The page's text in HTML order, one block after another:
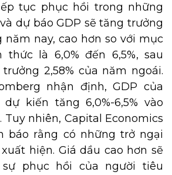
tục phục hồi trong những
dự báo GDP sẽ tăng trưởng
năm nay, cao hơn so với mục
thức là 6,0% đến 6,5%, sau
2,58% của năm ngoái.
nhận định, GDP của
kiến tăng 6,0%-6,5% vào
Tuy nhiên, Capital Economics
báo rằng có những trở ngại
hiện. Giá dầu cao hơn sẽ
sự phục hồi của người tiêu